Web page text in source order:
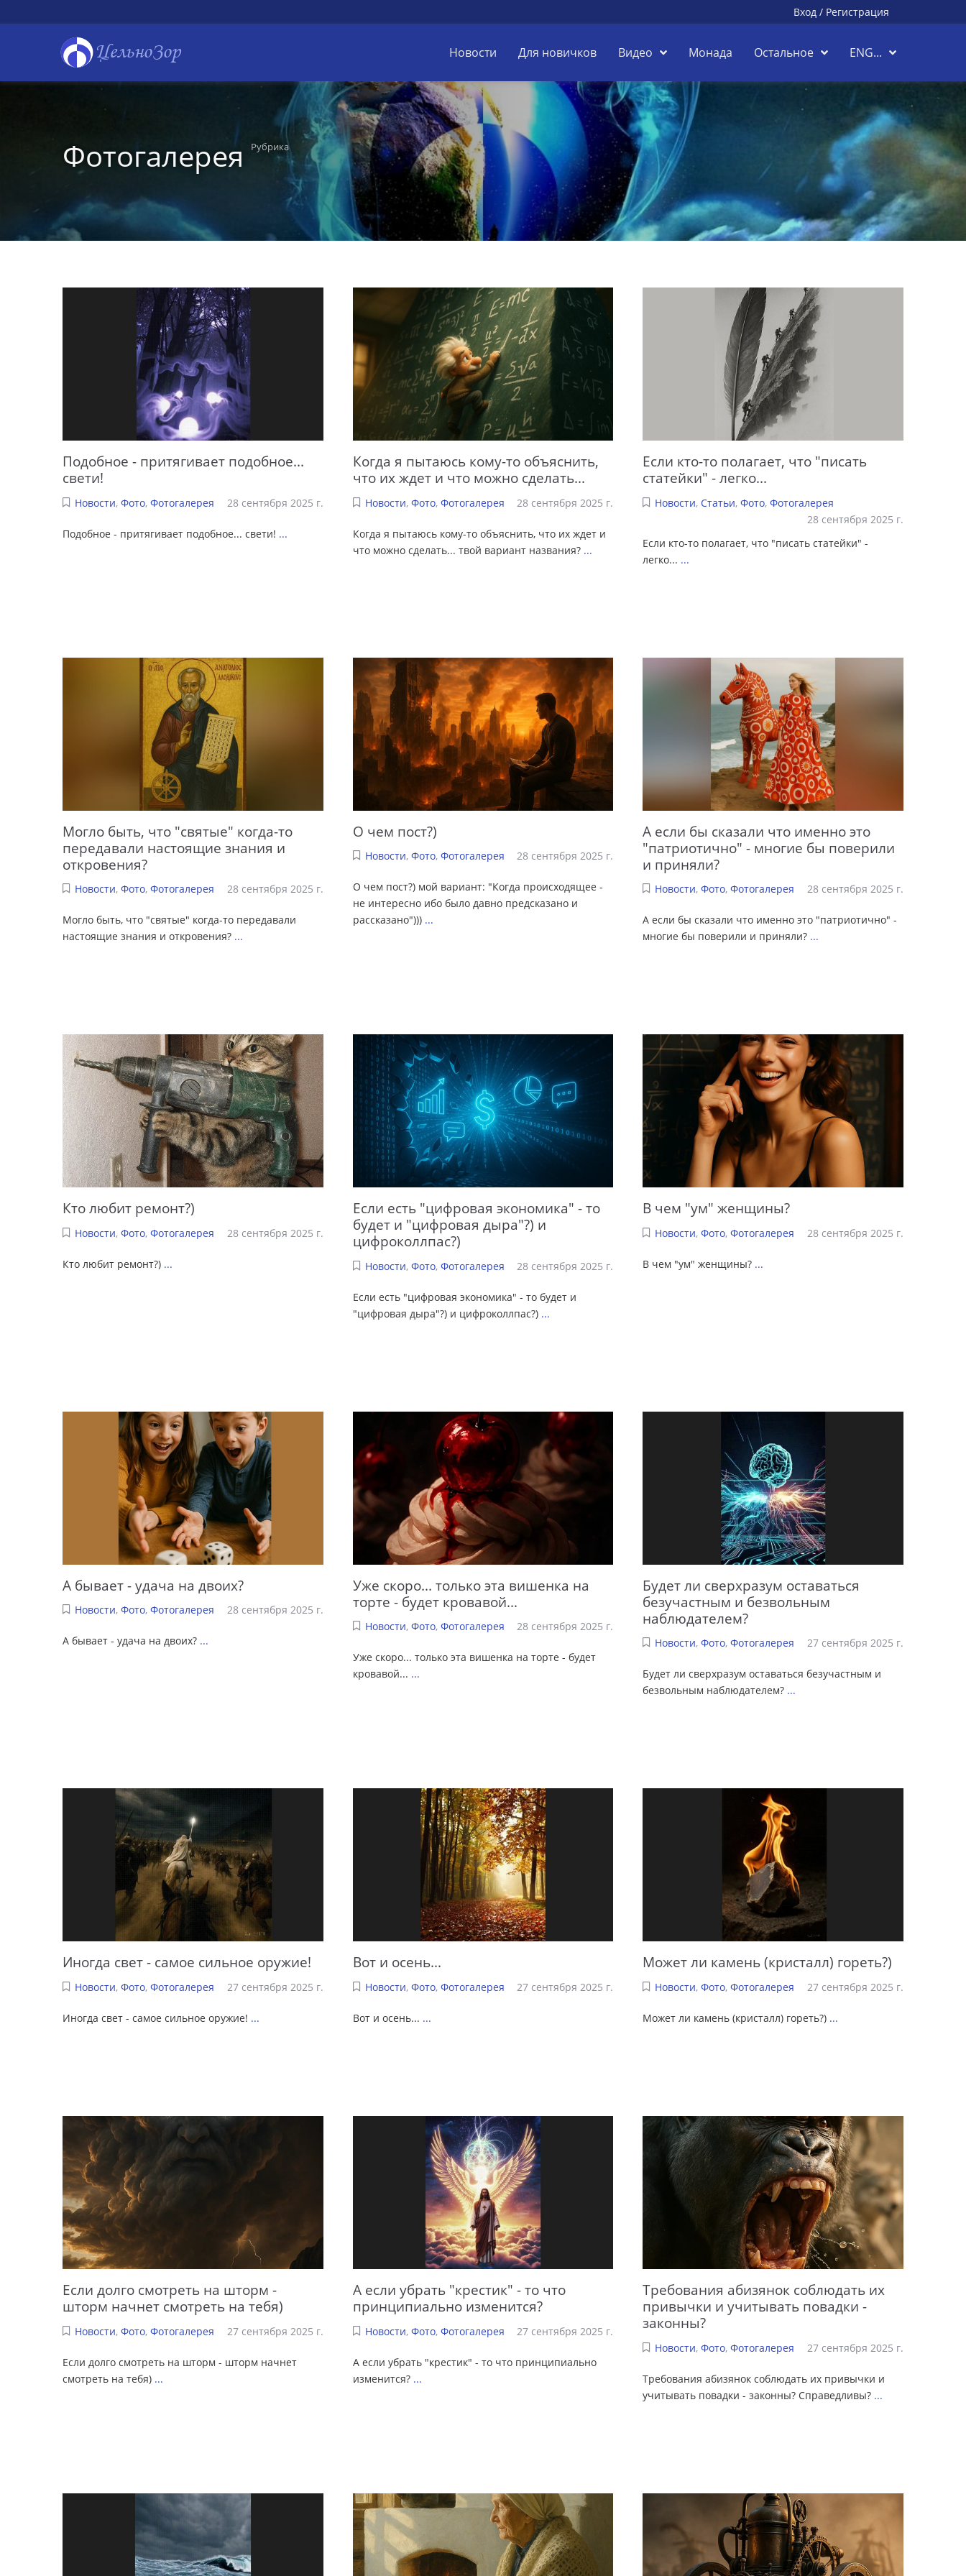
Вход / Регистрация
ЦельноЗор Новости Для новичков Видео Монада Остальное ENG...
Фотогалерея Рубрика
Подобное - притягивает подобное...
свети!
Новости, Фото, Фотогалерея 28 сентября 2025 г.
Подобное - притягивает подобное... свети! ...
Когда я пытаюсь кому-то объяснить,
что их ждет и что можно сделать...
Новости, Фото, Фотогалерея 28 сентября 2025 г.
Когда я пытаюсь кому-то объяснить, что их ждет и
что можно сделать... твой вариант названия? ...
Если кто-то полагает, что "писать
статейки" - легко...
Новости, Статьи,Фото,Фотогалерея
28 сентября 2025 г.
Если кто-то полагает, что "писать статейки" -
легко... ...
Могло быть, что "святые" когда-то
передавали настоящие знания и
откровения?
Новости, Фото, Фотогалерея 28 сентября 2025 г.
Могло быть, что "святые" когда-то передавали
настоящие знания и откровения? ...
О чем пост?)
Новости, Фото, Фотогалерея 28 сентября 2025 г.
О чем пост?) мой вариант: "Когда происходящее -
не интересно ибо было давно предсказано и
рассказано"))) ...
А если бы сказали что именно это
"патриотично" - многие бы поверили
и приняли?
Новости,Фото,Фотогалерея 28 сентября 2025 г.
А если бы сказали что именно это "патриотично" -
многие бы поверили и приняли? ...
Кто любит ремонт?)
Новости, Фото, Фотогалерея 28 сентября 2025 г.
Кто любит ремонт?) ...
Если есть "цифровая экономика" - то
будет и "цифровая дыра"?) и
цифроколлпас?)
Новости, Фото, Фотогалерея 28 сентября 2025 г.
Если есть "цифровая экономика" - то будет и
"цифровая дыра"?) и цифроколлпас?) ...
В чем "ум" женщины?
Новости,Фото,Фотогалерея 28 сентября 2025 г.
В чем "ум" женщины? ...
А бывает - удача на двоих?
Новости, Фото, Фотогалерея 28 сентября 2025 г.
А бывает - удача на двоих? ...
Уже скоро... только эта вишенка на
торте - будет кровавой...
Новости, Фото, Фотогалерея 28 сентября 2025 г.
Уже скоро... только эта вишенка на торте - будет
кровавой... ...
Будет ли сверхразум оставаться
безучастным и безвольным
наблюдателем?
Новости,Фото,Фотогалерея 27 сентября 2025 г.
Будет ли сверхразум оставаться безучастным и
безвольным наблюдателем? ...
Иногда свет - самое сильное оружие!
Новости, Фото, Фотогалерея 27 сентября 2025 г.
Иногда свет - самое сильное оружие! ...
Вот и осень...
Новости, Фото, Фотогалерея 27 сентября 2025 г.
Вот и осень... ...
Может ли камень (кристалл) гореть?)
Новости,Фото,Фотогалерея 27 сентября 2025 г.
Может ли камень (кристалл) гореть?) ...
Если долго смотреть на шторм -
шторм начнет смотреть на тебя)
Новости, Фото, Фотогалерея 27 сентября 2025 г.
Если долго смотреть на шторм - шторм начнет
смотреть на тебя) ...
А если убрать "крестик" - то что
принципиально изменится?
Новости, Фото, Фотогалерея 27 сентября 2025 г.
А если убрать "крестик" - то что принципиально
изменится? ...
Требования абизянок соблюдать их
привычки и учитывать повадки -
законны?
Новости,Фото,Фотогалерея 27 сентября 2025 г.
Требования абизянок соблюдать их привычки и
учитывать повадки - законны? Справедливы? ...